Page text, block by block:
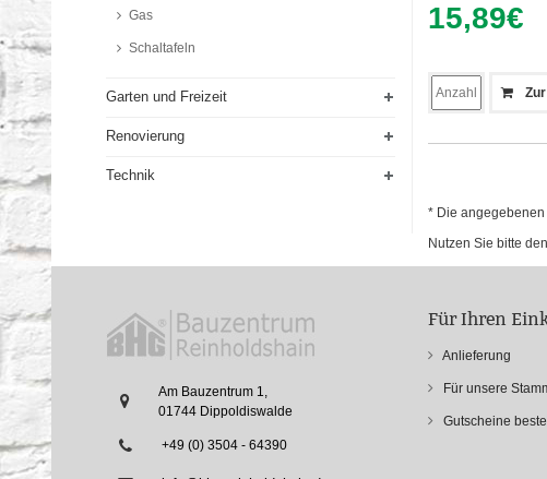
15,89€
* Die
Nutzen Sie bitte
Gas
Schaltafeln
Garten und Freizeit
Renovierung
Technik
Am Bauzentrum 1,
01744 Dippoldiswalde
+49 (0) 3504 - 64390
Für Ihren
Anlieferung
Für unsere
Gutscheine